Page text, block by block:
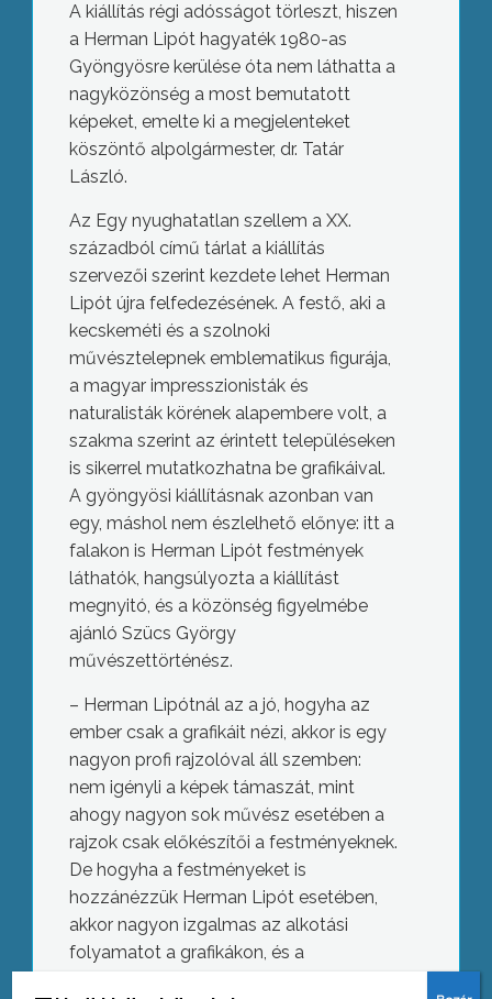
A kiállítás régi adósságot törleszt, hiszen
a Herman Lipót hagyaték 1980-as
Gyöngyösre kerülése óta nem láthatta a
nagyközönség a most bemutatott
képeket, emelte ki a megjelenteket
köszöntő alpolgármester, dr. Tatár
László.
Az Egy nyughatatlan szellem a XX.
századból című tárlat a kiállítás
szervezői szerint kezdete lehet Herman
Lipót újra felfedezésének. A festő, aki a
kecskeméti és a szolnoki
művésztelepnek emblematikus figurája,
a magyar impresszionisták és
naturalisták körének alapembere volt, a
szakma szerint az érintett településeken
is sikerrel mutatkozhatna be grafikáival.
A gyöngyösi kiállításnak azonban van
egy, máshol nem észlelhető előnye: itt a
falakon is Herman Lipót festmények
láthatók, hangsúlyozta a kiállítást
megnyitó, és a közönség figyelmébe
ajánló Szücs György
művészettörténész.
– Herman Lipótnál az a jó, hogyha az
ember csak a grafikáit nézi, akkor is egy
nagyon profi rajzolóval áll szemben:
nem igényli a képek támaszát, mint
ahogy nagyon sok művész esetében a
rajzok csak előkészítői a festményeknek.
De hogyha a festményeket is
hozzánézzük Herman Lipót esetében,
akkor nagyon izgalmas az alkotási
folyamatot a grafikákon, és a